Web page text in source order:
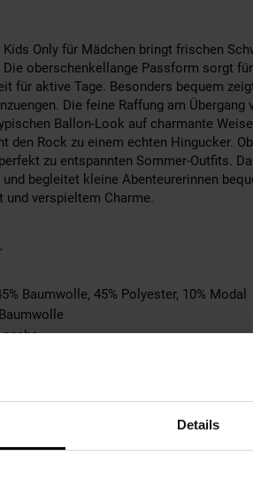
Details
Only für Mädchen bringt frischen
oberschenkellange Passform sorgt
für aktive Tage. Besonders bequem
Die feine Raffung am
Ballon-Look auf charmante
den Rock zu einem echten Hingucker.
zu entspannten Sommer-Outfits.
begleitet kleine Abenteurerinnen
verspieltem Charme.
Baumwolle, 45% Polyester, 10% Modal
keine Tasche, kein Gürtel, kein
keine Angabe
max. 150°C